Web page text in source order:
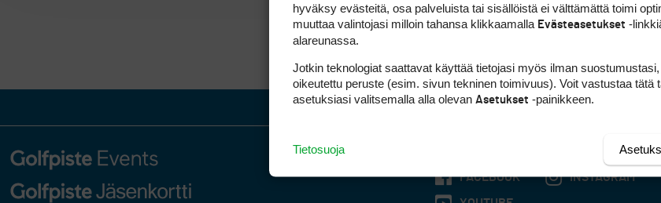
FACEBOOK INSTAGRAM
hyväksy evästeitä, osa palveluista tai sisällöistä ei välttämättä toimi
muuttaa valintojasi milloin tahansa klikkaamalla Evästeasetukset -
alareunassa.
Jotkin teknologiat saattavat käyttää tietojasi myös ilman
oikeutettu peruste (esim. sivun tekninen toimivuus). Voit vastustaa tätä
asetuksiasi valitsemalla alla olevan Asetukset -painikkeen.
Tietosuoja